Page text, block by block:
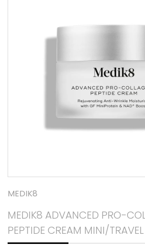
MEDIK8
MEDIK8 ADVANCED PRO-
PEPTIDE CREAM MINI/